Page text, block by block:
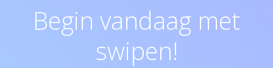
Begin vandaag met
swipen!